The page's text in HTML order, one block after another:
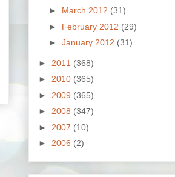
► March 2012 (31)
► February 2012 (29)
► January 2012 (31)
► 2011 (368)
► 2010 (365)
► 2009 (365)
► 2008 (347)
► 2007 (10)
► 2006 (2)